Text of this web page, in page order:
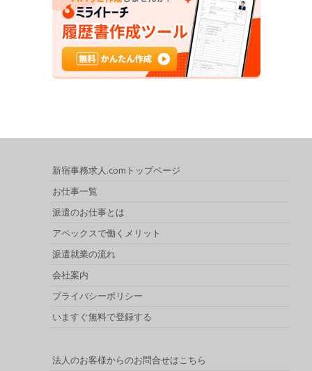
新宿事務求人.comトップページ
お仕事一覧
派遣のお仕事とは
アペックスで働くメリット
派遣就業の流れ
会社案内
プライバシーポリシー
いますぐ無料で登録する
法人のお客様からのお問合せはこちら